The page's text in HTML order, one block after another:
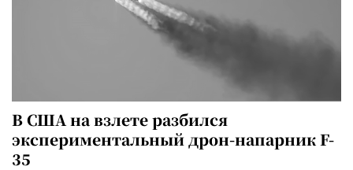
В США на взлете разбился
экспериментальный дрон-напарник F-
35